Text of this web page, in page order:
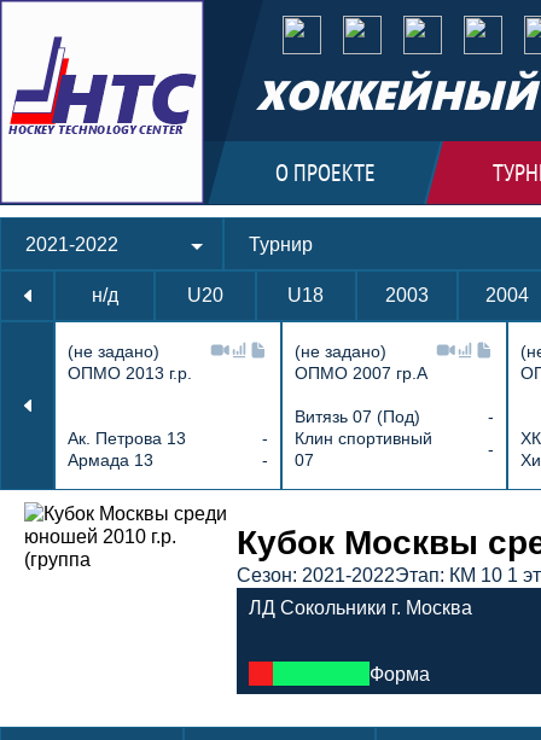
ХОККЕЙНЫЙ
О ПРОЕКТЕ
2021-2022 Турнир
н/д U20 U18 2003 2004
(не задано)
ОПМО 2013 г.р.
Ак. Петрова 13
-
Армада 13
-
(не задано)
ОПМО 2007 гр.А
Витязь 07 (Под)
-
Клин спортивный
07
-
Протокол и события матча ЦСКА 10
Кубок Москвы
Сезон: 2021-2022Этап: КМ 10 1
ЛД Сокольники г. Москва
Форма